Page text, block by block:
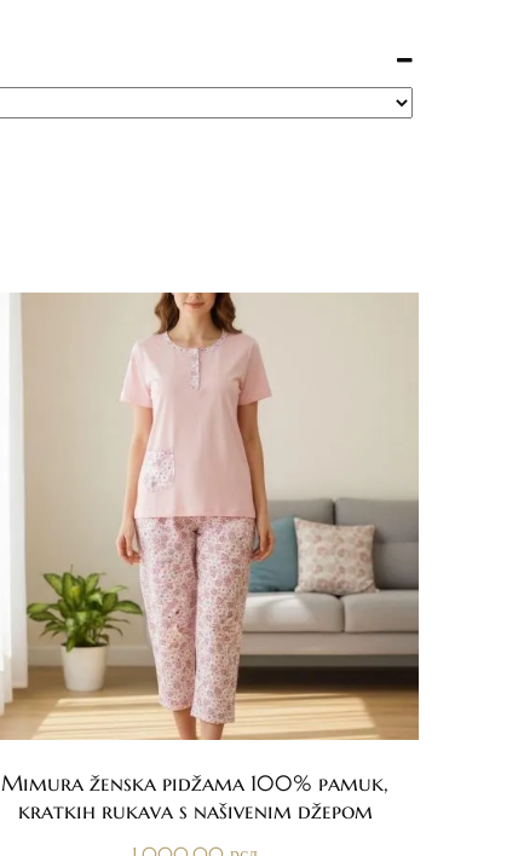
Mimura ženska pidžama 100% pamuk,
kratkih rukava s našivenim džepom